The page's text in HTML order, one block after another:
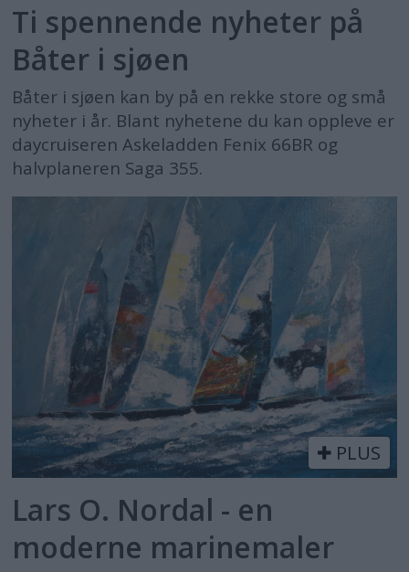
Ti spennende nyheter på
Båter i sjøen
Båter i sjøen kan by på en rekke store og små
nyheter i år. Blant nyhetene du kan oppleve er
daycruiseren Askeladden Fenix 66BR og
halvplaneren Saga 355.
PLUS
Lars O. Nordal - en
moderne marinemaler